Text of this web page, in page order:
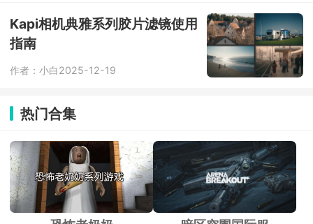
Kapi相机典雅系列胶片滤镜使用
指南
作者：小白2025-12-19
热门合集